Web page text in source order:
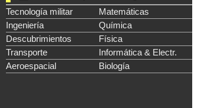
Tecnología militar
Matemáticas
Ingeniería
Química
Descubrimientos
Física
Transporte
Informática & Electr.
Aeroespacial
Biología